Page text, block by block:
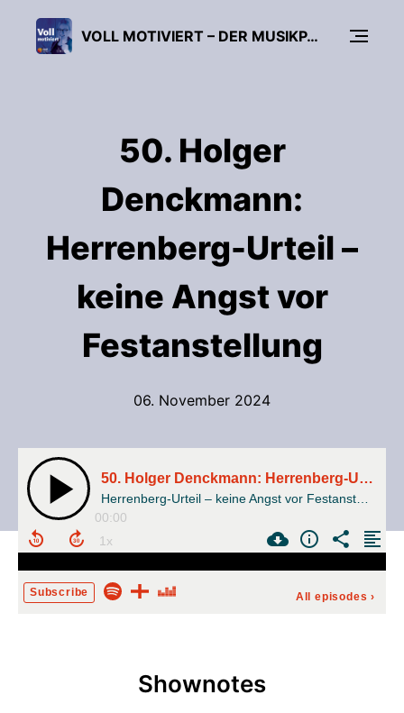
VOLL MOTIVIERT – DER MUSIKPÄDAGOGIK-PODCAST
50. Holger
Denckmann:
Herrenberg-Urteil –
keine Angst vor
Festanstellung
06. November 2024
50. Holger Denckmann: Herrenberg-Urteil – keine Angst vor Festanstellung
00:00
Subscribe All episodes ›
Shownotes